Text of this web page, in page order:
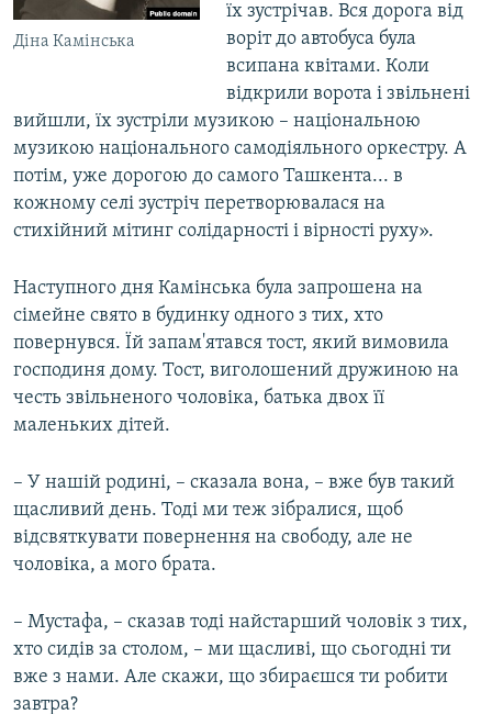
Діна Камінська
їх зустрічав. Вся дорога від
воріт до автобуса була
всипана квітами. Коли
відкрили ворота і звільнені
вийшли, їх зустріли музикою – національною
музикою національного самодіяльного оркестру. А
потім, уже дорогою до самого Ташкента... в
кожному селі зустріч перетворювалася на
стихійний мітинг солідарності і вірності руху».
Наступного дня Камінська була запрошена на
сімейне свято в будинку одного з тих, хто
повернувся. Їй запам'ятався тост, який вимовила
господиня дому. Тост, виголошений дружиною на
честь звільненого чоловіка, батька двох її
маленьких дітей.
– У нашій родині, – сказала вона, – вже був такий
щасливий день. Тоді ми теж зібралися, щоб
відсвяткувати повернення на свободу, але не
чоловіка, а мого брата.
– Мустафа, – сказав тоді найстарший чоловік з тих,
хто сидів за столом, – ми щасливі, що сьогодні ти
вже з нами. Але скажи, що збираєшся ти робити
завтра?